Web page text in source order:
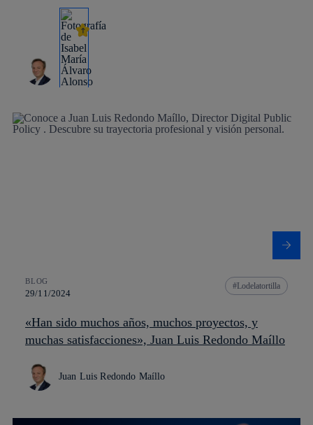
BLOG
29/11/2024
Lodelatortilla
«Han sido muchos años, muchos proyectos, y
muchas satisfacciones», Juan Luis Redondo Maíllo
Juan Luis Redondo Maíllo